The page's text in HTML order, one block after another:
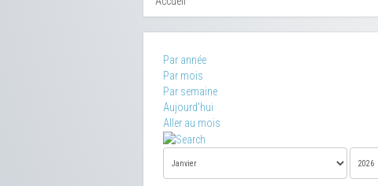
Par année
Par mois
Par semaine
Aujourd'hui
Aller au mois